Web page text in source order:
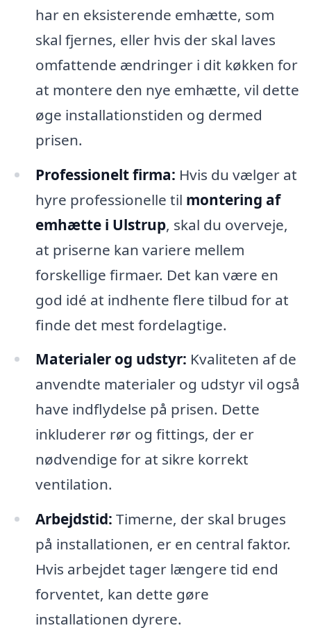
har en eksisterende emhætte, som
skal fjernes, eller hvis der skal laves
omfattende ændringer i dit køkken for
at montere den nye emhætte, vil dette
øge installationstiden og dermed
prisen.
Professionelt firma: Hvis du vælger at
hyre professionelle til montering af
emhætte i Ulstrup, skal du overveje,
at priserne kan variere mellem
forskellige firmaer. Det kan være en
god idé at indhente flere tilbud for at
finde det mest fordelagtige.
Materialer og udstyr: Kvaliteten af de
anvendte materialer og udstyr vil også
have indflydelse på prisen. Dette
inkluderer rør og fittings, der er
nødvendige for at sikre korrekt
ventilation.
Arbejdstid: Timerne, der skal bruges
på installationen, er en central faktor.
Hvis arbejdet tager længere tid end
forventet, kan dette gøre
installationen dyrere.